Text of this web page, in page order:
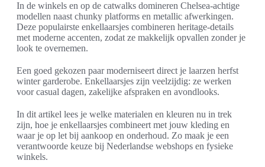
In de winkels en op de catwalks domineren Chelsea-achtige
modellen naast chunky platforms en metallic afwerkingen.
Deze populairste enkellaarsjes combineren heritage-details
met moderne accenten, zodat ze makkelijk opvallen zonder je
look te overnemen.
Een goed gekozen paar moderniseert direct je laarzen herfst
winter garderobe. Enkellaarsjes zijn veelzijdig: ze werken
voor casual dagen, zakelijke afspraken en avondlooks.
In dit artikel lees je welke materialen en kleuren nu in trek
zijn, hoe je enkellaarsjes combineert met jouw kleding en
waar je op let bij aankoop en onderhoud. Zo maak je een
verantwoorde keuze bij Nederlandse webshops en fysieke
winkels.